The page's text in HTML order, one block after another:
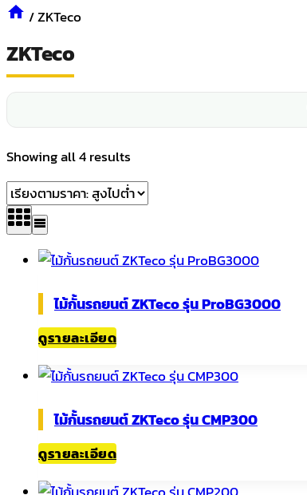
/ZKTeco
ZKTeco
Showing all 4 results
by
price:
low
ไม้กั้นรถยนต์ ZKTeco รุ่น ProBG3000
ดูรายละเอียด
ไม้กั้นรถยนต์ ZKTeco รุ่น CMP300
ดูรายละเอียด